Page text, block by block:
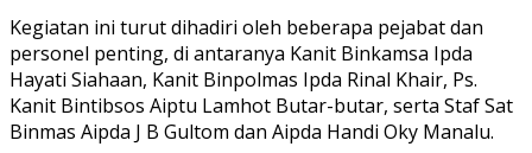
Kegiatan ini turut dihadiri oleh beberapa pejabat dan
personel penting, di antaranya Kanit Binkamsa Ipda
Hayati Siahaan, Kanit Binpolmas Ipda Rinal Khair, Ps.
Kanit Bintibsos Aiptu Lamhot Butar-butar, serta Staf Sat
Binmas Aipda J B Gultom dan Aipda Handi Oky Manalu.